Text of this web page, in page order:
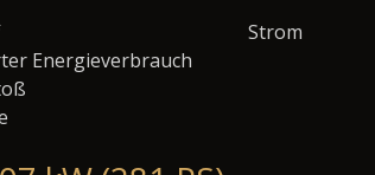
Strom
Energieverbrauch